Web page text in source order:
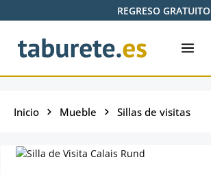
Saltar al contenido principalREGRESO GRATUITO
Inicio Mueble Sillas de visitas